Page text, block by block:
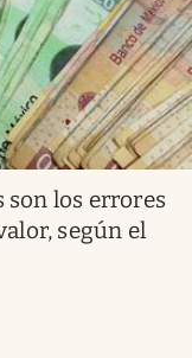
son los errores
según el